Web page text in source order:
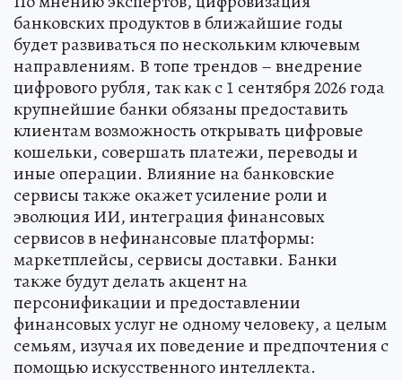
банковских продуктов в ближайшие годы
будет развиваться по нескольким ключевым
направлениям. В топе трендов – внедрение
цифрового рубля, так как с 1 сентября 2026 года
крупнейшие банки обязаны предоставить
клиентам возможность открывать цифровые
кошельки, совершать платежи, переводы и
иные операции. Влияние на банковские
сервисы также окажет усиление роли и
эволюция ИИ, интеграция финансовых
сервисов в нефинансовые платформы:
маркетплейсы, сервисы доставки. Банки
также будут делать акцент на
персонификации и предоставлении
финансовых услуг не одному человеку, а целым
семьям, изучая их поведение и предпочтения с
помощью искусственного интеллекта.